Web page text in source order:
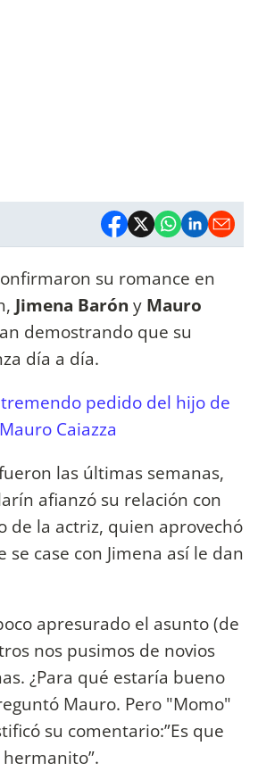
su romance en
Jimena Barón y Mauro
demostrando que su
día a día.
pedido del hijo de
Caiazza
las últimas semanas,
afianzó su relación con
de la actriz, quien aprovechó
case con Jimena así le dan
apresurado el asunto (de
nos pusimos de novios
¿Para qué estaría bueno
Mauro. Pero "Momo"
su comentario:”Es que